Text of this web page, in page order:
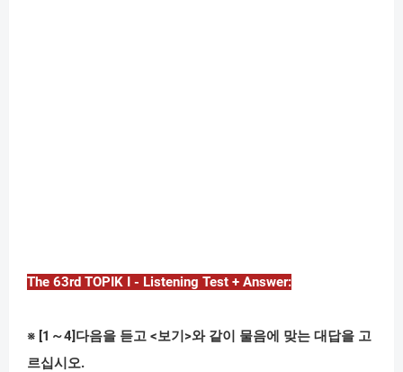
The 63rd TOPIK I - Listening Test + Answer:
※ [1 ～4]다음을 듣고 <보기>와 같이 물음에 맞는 대답을 고
르십시오.